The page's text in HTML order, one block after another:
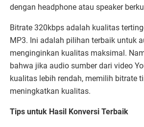
dengan headphone atau speaker
Bitrate 320kbps adalah kualitas
MP3. Ini adalah pilihan terbaik untuk
menginginkan kualitas maksimal.
bahwa jika audio sumber dari video
kualitas lebih rendah, memilih bitrate
meningkatkan kualitas.
Tips untuk Hasil Konversi Terbaik